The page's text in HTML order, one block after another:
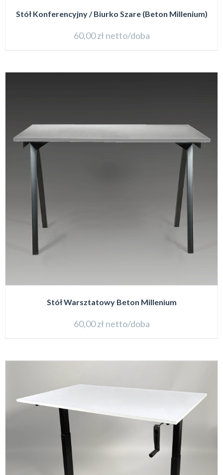
Stół Konferencyjny / Biurko Szare (Beton Millenium)
60,00zł netto/doba
Stół Warsztatowy Beton Millenium
60,00zł netto/doba